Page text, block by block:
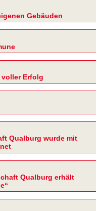
Gebäuden
voller Erfolg
Qualburg wurde mit
Qualburg erhält